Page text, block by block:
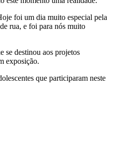
foi um dia muito especial pela
rua, e foi para nós muito
se destinou aos projetos
exposição.
que participaram neste